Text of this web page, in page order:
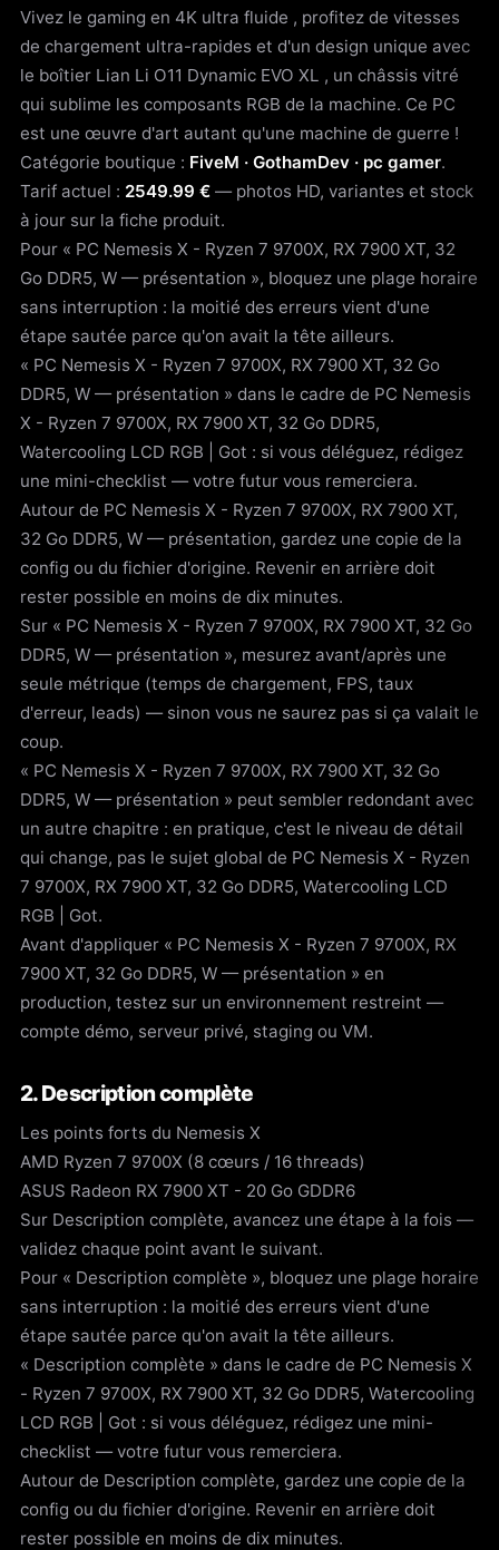
Vivez le gaming en 4K ultra fluide , profitez de vitesses
de chargement ultra-rapides et d'un design unique avec
le boîtier Lian Li O11 Dynamic EVO XL , un châssis vitré
qui sublime les composants RGB de la machine. Ce PC
est une œuvre d'art autant qu'une machine de guerre !
Catégorie boutique : FiveM · GothamDev · pc gamer.
Tarif actuel : 2549.99 € — photos HD, variantes et stock
à jour sur la fiche produit.
Pour « PC Nemesis X - Ryzen 7 9700X, RX 7900 XT, 32
Go DDR5, W — présentation », bloquez une plage horaire
sans interruption : la moitié des erreurs vient d'une
étape sautée parce qu'on avait la tête ailleurs.
« PC Nemesis X - Ryzen 7 9700X, RX 7900 XT, 32 Go
DDR5, W — présentation » dans le cadre de PC Nemesis
X - Ryzen 7 9700X, RX 7900 XT, 32 Go DDR5,
Watercooling LCD RGB | Got : si vous déléguez, rédigez
une mini-checklist — votre futur vous remerciera.
Autour de PC Nemesis X - Ryzen 7 9700X, RX 7900 XT,
32 Go DDR5, W — présentation, gardez une copie de la
config ou du fichier d'origine. Revenir en arrière doit
rester possible en moins de dix minutes.
Sur « PC Nemesis X - Ryzen 7 9700X, RX 7900 XT, 32 Go
DDR5, W — présentation », mesurez avant/après une
seule métrique (temps de chargement, FPS, taux
d'erreur, leads) — sinon vous ne saurez pas si ça valait le
coup.
« PC Nemesis X - Ryzen 7 9700X, RX 7900 XT, 32 Go
DDR5, W — présentation » peut sembler redondant avec
un autre chapitre : en pratique, c'est le niveau de détail
qui change, pas le sujet global de PC Nemesis X - Ryzen
7 9700X, RX 7900 XT, 32 Go DDR5, Watercooling LCD
RGB | Got.
Avant d'appliquer « PC Nemesis X - Ryzen 7 9700X, RX
7900 XT, 32 Go DDR5, W — présentation » en
production, testez sur un environnement restreint —
compte démo, serveur privé, staging ou VM.
2. Description complète
Les points forts du Nemesis X
AMD Ryzen 7 9700X (8 cœurs / 16 threads)
ASUS Radeon RX 7900 XT - 20 Go GDDR6
Sur Description complète, avancez une étape à la fois —
validez chaque point avant le suivant.
Pour « Description complète », bloquez une plage horaire
sans interruption : la moitié des erreurs vient d'une
étape sautée parce qu'on avait la tête ailleurs.
« Description complète » dans le cadre de PC Nemesis X
- Ryzen 7 9700X, RX 7900 XT, 32 Go DDR5, Watercooling
LCD RGB | Got : si vous déléguez, rédigez une mini-
checklist — votre futur vous remerciera.
Autour de Description complète, gardez une copie de la
config ou du fichier d'origine. Revenir en arrière doit
rester possible en moins de dix minutes.